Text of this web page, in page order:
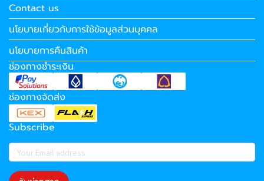
Contact us
นโยบายเกี่ยวกับการใช้ข้อมูลส่วนบุคคล
นโยบายการคืนสินค้า
ช่องทางชำระเงิน
ช่องทางจัดส่ง
Subscribe